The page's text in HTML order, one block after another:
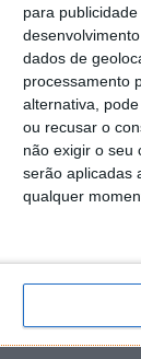
para
dados de
processamento
alternativa,
ou recusar o
não exigir o seu
serão aplicadas
qualquer